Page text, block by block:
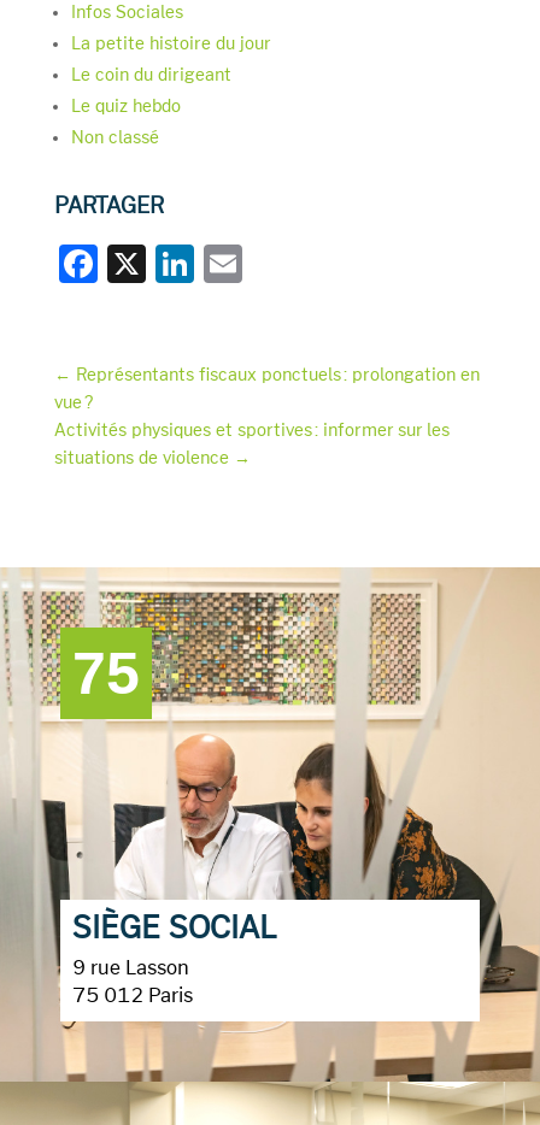
Infos Sociales
La petite histoire du jour
Le coin du dirigeant
Le quiz hebdo
Non classé
PARTAGER
F
e
b
o
X Li
e
dI
n
E
l
← Représentants fiscaux ponctuels : prolongation en
vue ?
Activités physiques et sportives : informer sur les
situations de violence→
75
SIÈGE SOCIAL
9 rue Lasson
75 012 Paris